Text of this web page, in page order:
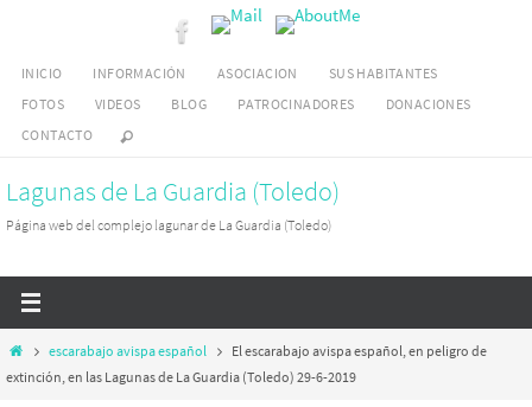
contenido
INICIO INFORMACIÓN ASOCIACION
SUS HABITANTES
FOTOS
VIDEOS BLOG PATROCINADORES
DONACIONES
CONTACTO
Lagunas de La Guardia (Toledo)
Página web del complejo lagunar de La Guardia (Toledo)
Inicioescarabajo avispa español
El escarabajo avispa español, en peligro de
extinción, en las Lagunas de La Guardia (Toledo) 29-6-2019